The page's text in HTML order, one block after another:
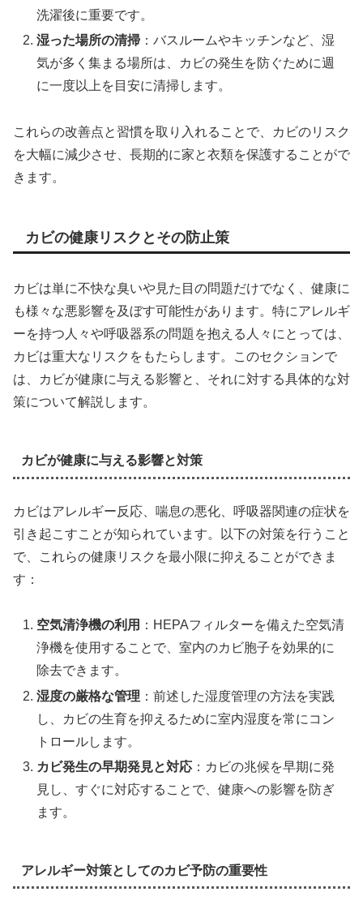
洗濯後に重要です。
湿った場所の清掃 ：バスルームやキッチンなど、湿
気が多く集まる場所は、カビの発生を防ぐために週
に一度以上を目安に清掃します。
これらの改善点と習慣を取り入れることで、カビのリスク
を大幅に減少させ、長期的に家と衣類を保護することがで
きます。
カビの健康リスクとその防止策
カビは単に不快な臭いや見た目の問題だけでなく、健康に
も様々な悪影響を及ぼす可能性があります。特にアレルギ
ーを持つ人々や呼吸器系の問題を抱える人々にとっては、
カビは重大なリスクをもたらします。このセクションで
は、カビが健康に与える影響と、それに対する具体的な対
策について解説します。
カビが健康に与える影響と対策
カビはアレルギー反応、喘息の悪化、呼吸器関連の症状を
引き起こすことが知られています。以下の対策を行うこと
で、これらの健康リスクを最小限に抑えることができま
す：
空気清浄機の利用 ：HEPAフィルターを備えた空気清
浄機を使用することで、室内のカビ胞子を効果的に
除去できます。
湿度の厳格な管理 ：前述した湿度管理の方法を実践
し、カビの生育を抑えるために室内湿度を常にコン
トロールします。
カビ発生の早期発見と対応 ：カビの兆候を早期に発
見し、すぐに対応することで、健康への影響を防ぎ
ます。
アレルギー対策としてのカビ予防の重要性